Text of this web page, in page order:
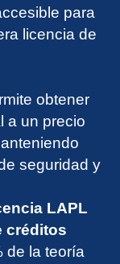
para
licencia de
obtener
a un precio
seguridad y
LAPL
créditos
de la teoría